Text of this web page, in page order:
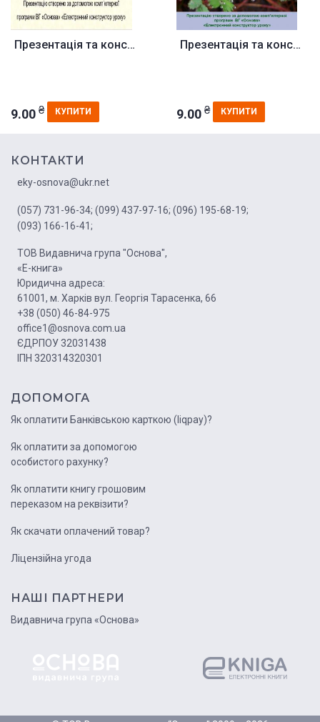
Презентація та конспект до уро...
9.00 ₴ КУПИТИ
Презентація та конспект до уро...
9.00 ₴ КУПИТИ
КОНТАКТИ
eky-osnova@ukr.net
(057) 731-96-34; (099) 437-97-16; (096) 195-68-19;
(093) 166-16-41;
ТОВ Видавнича група "Основа",
«Е-книга»
Юридична адреса:
61001, м. Харків вул. Георгія Тарасенка, 66
+38 (050) 46-84-975
office1@osnova.com.ua
ЄДРПОУ 32031438
ІПН 320314320301
ДОПОМОГА
Як оплатити Банківською карткою (liqpay)?
Як оплатити за допомогою
особистого рахунку?
Як оплатити книгу грошовим
переказом на реквізити?
Як скачати оплачений товар?
Ліцензійна угода
НАШІ ПАРТНЕРИ
Видавнича група «Основа»